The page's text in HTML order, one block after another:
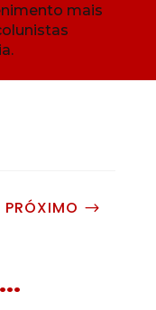
mais
PRÓXIMO $